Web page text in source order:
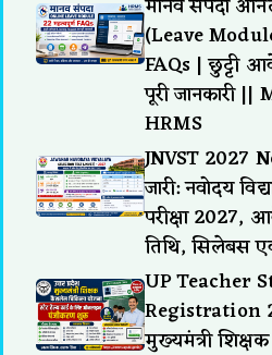
(Leave
FAQs | छुट्टी
पूरी जानकारी
HRMS
JNVST 2027
जारी: नवोदय
परीक्षा 2027,
तिथि, सिलेबस
UP Teacher
Registration
मुख्यमंत्री